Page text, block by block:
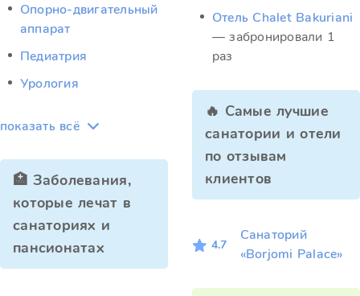
Опорно-двигательный
аппарат
Педиатрия
Урология
показать всё
🏥 Заболевания,
которые лечат в
санаториях и
пансионатах
Отель Chalet Bakuriani
— забронировали 1
раз
🔥 Самые лучшие
санатории и отели
по отзывам
клиентов
4.7
Санаторий
«Borjomi Palace»